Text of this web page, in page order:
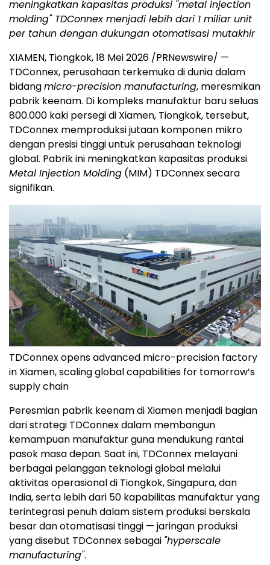
meningkatkan kapasitas produksi "metal injection
molding" TDConnex menjadi lebih dari 1 miliar unit
per tahun dengan dukungan otomatisasi mutakhir
XIAMEN, Tiongkok, 18 Mei 2026 /PRNewswire/ —
TDConnex, perusahaan terkemuka di dunia dalam
bidangmicro-precision manufacturing, meresmikan
pabrik keenam. Di kompleks manufaktur baru seluas
800.000 kaki persegi di Xiamen, Tiongkok, tersebut,
TDConnex memproduksi jutaan komponen mikro
dengan presisi tinggi untuk perusahaan teknologi
global. Pabrik ini meningkatkan kapasitas produksi
Metal Injection Molding (MIM) TDConnex secara
signifikan.
TDConnex opens advanced micro-precision factory
in Xiamen, scaling global capabilities for tomorrow’s
supply chain
Peresmian pabrik keenam di Xiamen menjadi bagian
dari strategi TDConnex dalam membangun
kemampuan manufaktur guna mendukung rantai
pasok masa depan. Saat ini, TDConnex melayani
berbagai pelanggan teknologi global melalui
aktivitas operasional di Tiongkok, Singapura, dan
India, serta lebih dari 50 kapabilitas manufaktur yang
terintegrasi penuh dalam sistem produksi berskala
besar dan otomatisasi tinggi — jaringan produksi
yang disebut TDConnex sebagai "hyperscale
manufacturing".